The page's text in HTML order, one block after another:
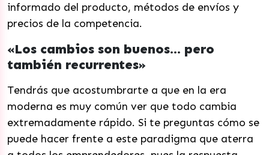
informado del producto, métodos de envíos y
precios de la competencia.
«Los cambios son buenos… pero
también recurrentes»
Tendrás que acostumbrarte a que en la era
moderna es muy común ver que todo cambia
extremadamente rápido. Si te preguntas cómo se
puede hacer frente a este paradigma que aterra